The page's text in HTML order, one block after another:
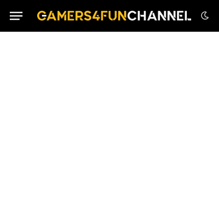
House Flipper Remastered Collection su PS5 in